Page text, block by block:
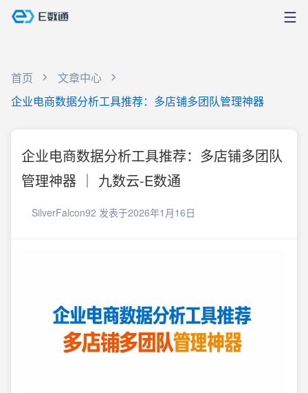
首页
文章中心
企业电商数据分析工具推荐：多店铺多团队管理神器
企业电商数据分析工具推荐：多店铺多团队
管理神器 ｜ 九数云-E数通
SilverFalcon92 发表于2026年1月16日